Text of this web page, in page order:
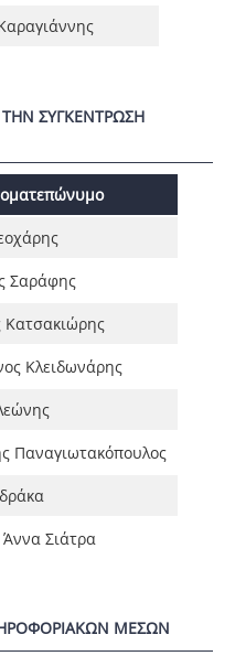
ΤΗΝ ΣΥΓΚΕΝΤΡΩΣΗ
Σαράφης
Κατσακιώρης
Κλειδωνάρης
Παναγιωτακόπουλος
Σιάτρα
ΜΕΣΩΝ